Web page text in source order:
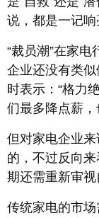
说，都是一记响
“裁员潮”在家
企业还没有类
时表示：“格力
们最多降点薪
但对家电企业
的，不过反向
期还需重新审视
传统家电的市